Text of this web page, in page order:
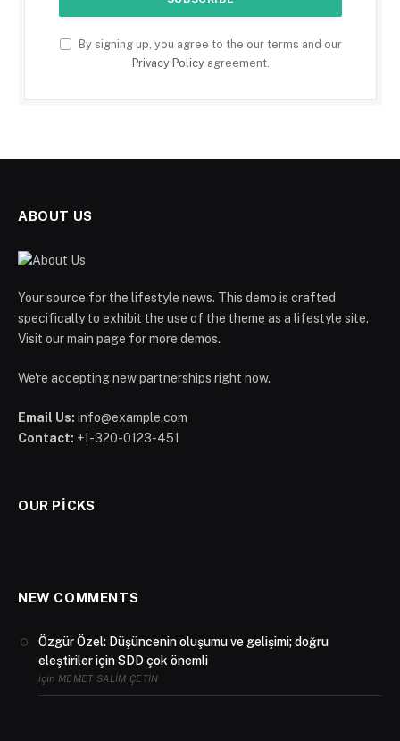
By signing up, you agree to the our terms and our
Privacy Policyagreement.
ABOUT US
Your source for the lifestyle news. This demo is crafted
specifically to exhibit the use of the theme as a lifestyle site.
Visit our main page for more demos.
We're accepting new partnerships right now.
Email Us: info@example.com
Contact: +1-320-0123-451
OUR PICKS
NEW COMMENTS
Özgür Özel: Düşüncenin oluşumu ve gelişimi; doğru
eleştiriler için SDD çok önemli
için MEMET SALIM ÇETIN